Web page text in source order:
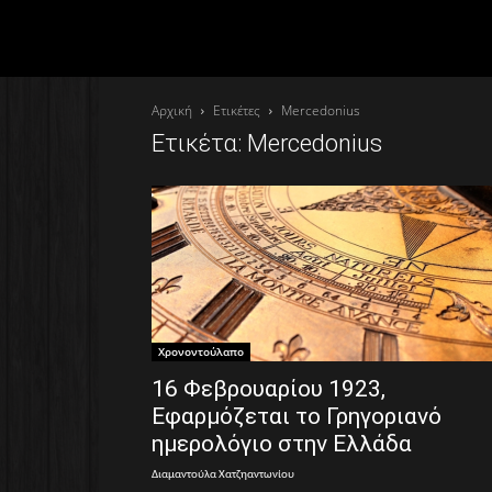
Αρχική Ετικέτες Mercedonius
Ετικέτα: Mercedonius
Χρονοντούλαπο
16 Φεβρουαρίου 1923,
Εφαρμόζεται το Γρηγοριανό
ημερολόγιο στην Ελλάδα
Διαμαντούλα Χατζηαντωνίου